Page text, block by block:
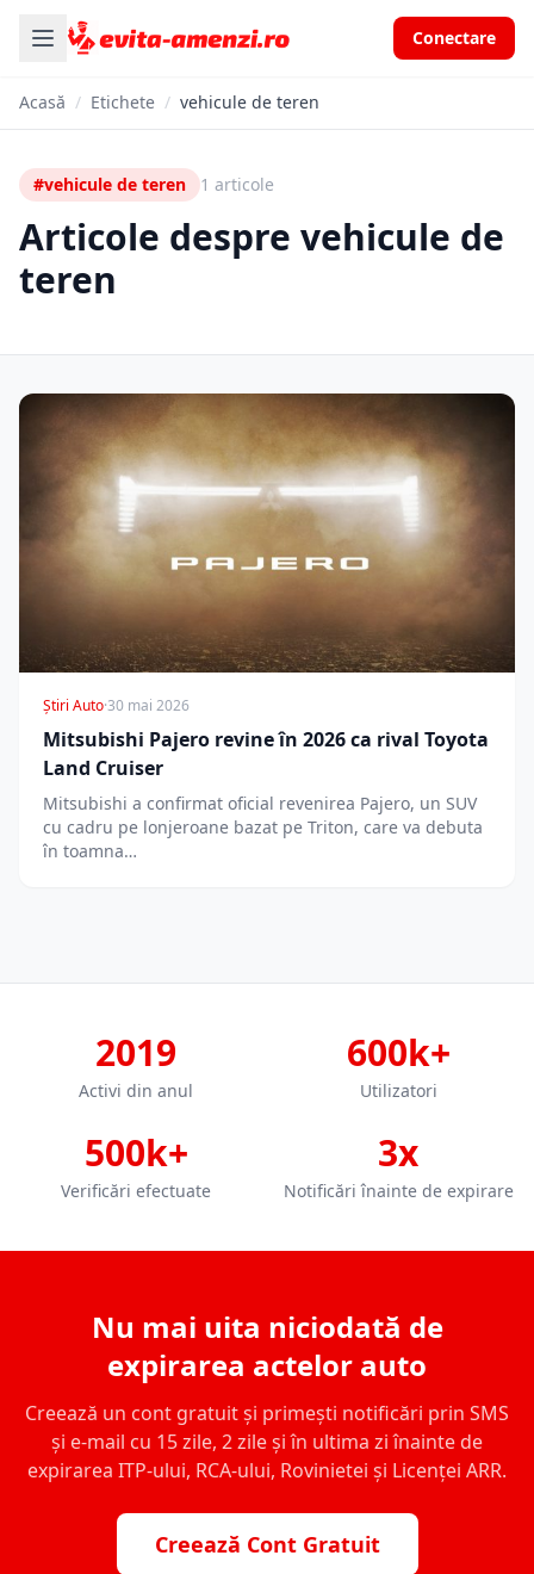
Conectare
Acasă / Etichete / vehicule de teren
#vehicule de teren 1 articole
Articole despre vehicule de
teren
Știri Auto·30 mai 2026
Mitsubishi Pajero revine în 2026 ca rival Toyota
Land Cruiser
Mitsubishi a confirmat oficial revenirea Pajero, un SUV
cu cadru pe lonjeroane bazat pe Triton, care va debuta
în toamna…
2019
Activi din anul
600k+
Utilizatori
500k+
Verificări efectuate
3x
Notificări înainte de expirare
Nu mai uita niciodată de
expirarea actelor auto
Creează un cont gratuit și primești notificări prin SMS
și e-mail cu 15 zile, 2 zile și în ultima zi înainte de
expirarea ITP-ului, RCA-ului, Rovinietei și Licenței ARR.
Creează Cont Gratuit